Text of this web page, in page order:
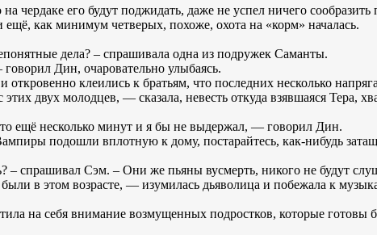
его будут поджидать, даже не успел ничего сообразить
как минимум четверых, похоже, охота на «корм» началась.
дела? – спрашивала одна из подружек Саманты.
Дин, очаровательно улыбаясь.
клеились к братьям, что последних несколько
двух молодцев, — сказала, невесть откуда взявшаяся Тера,
ещё несколько минут и я бы не выдержал, — говорил Дин.
подошли вплотную к дому, постарайтесь, как-нибудь
– спрашивал Сэм. – Они же пьяны вусмерть, никого не будут
в этом возрасте, — изумилась дьяволица и побежала к
на себя внимание возмущенных подростков, которые готовы